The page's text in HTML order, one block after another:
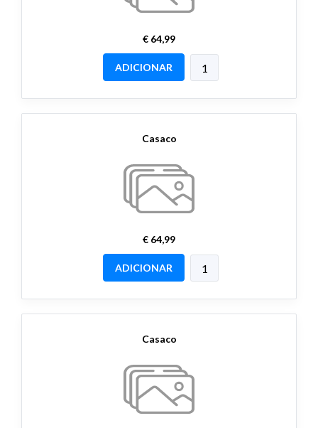
€ 64,99
ADICIONAR
Casaco
€ 64,99
ADICIONAR
Casaco